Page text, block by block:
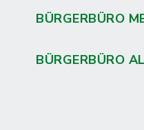
BÜRGERBÜRO
BÜRGERBÜRO